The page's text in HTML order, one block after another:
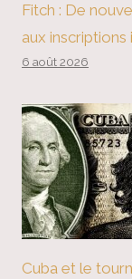
Fitch : De
aux
6 août 2026
Cuba et le